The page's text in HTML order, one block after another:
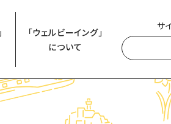
「ウェルビーイング」
について
サ